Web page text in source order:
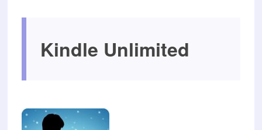
Kindle Unlimited